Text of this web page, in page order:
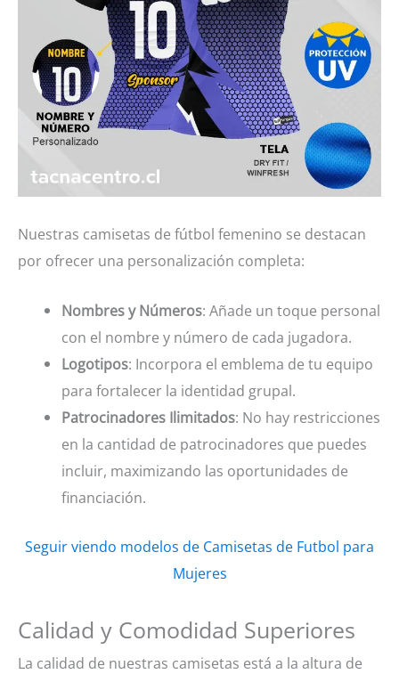
Nuestras camisetas de fútbol femenino se destacan
por ofrecer una personalización completa:
Nombres y Números: Añade un toque personal
con el nombre y número de cada jugadora.
Logotipos: Incorpora el emblema de tu equipo
para fortalecer la identidad grupal.
Patrocinadores Ilimitados: No hay restricciones
en la cantidad de patrocinadores que puedes
incluir, maximizando las oportunidades de
financiación.
Seguir viendo modelos de Camisetas de Futbol para
Mujeres
Calidad y Comodidad Superiores
La calidad de nuestras camisetas está a la altura de